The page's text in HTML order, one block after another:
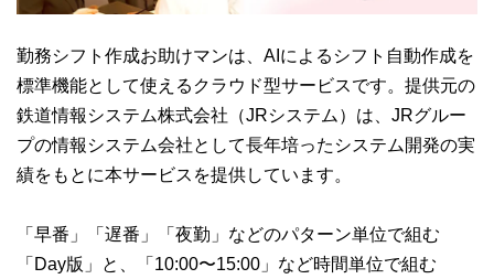
勤務シフト作成お助けマンは、AIによるシフト自動作成を
標準機能として使えるクラウド型サービスです。提供元の
鉄道情報システム株式会社（JRシステム）は、JRグルー
プの情報システム会社として長年培ったシステム開発の実
績をもとに本サービスを提供しています。
「早番」「遅番」「夜勤」などのパターン単位で組む
「Day版」と、「10:00〜15:00」など時間単位で組む